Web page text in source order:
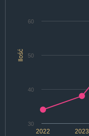
Ilość
2022 2023
30
40
50
60